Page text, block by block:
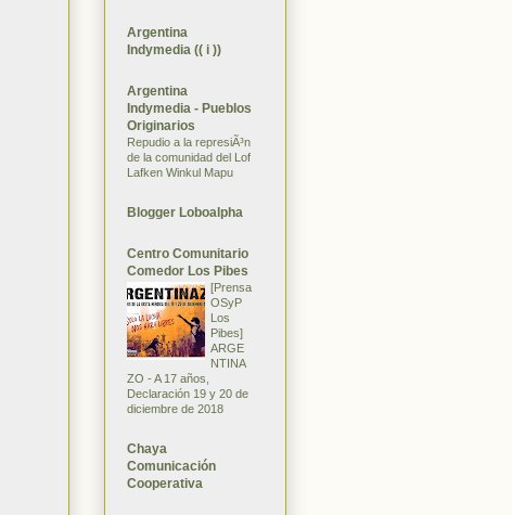
Argentina
Indymedia (( i ))
Argentina
Indymedia - Pueblos
Originarios
Repudio a la represiÃ³n
de la comunidad del Lof
Lafken Winkul Mapu
Blogger Loboalpha
Centro Comunitario
Comedor Los Pibes
[Prensa
OSyP
Los
Pibes]
ARGE
NTINA
ZO - A 17 años,
Declaración 19 y 20 de
diciembre de 2018
Chaya
Comunicación
Cooperativa